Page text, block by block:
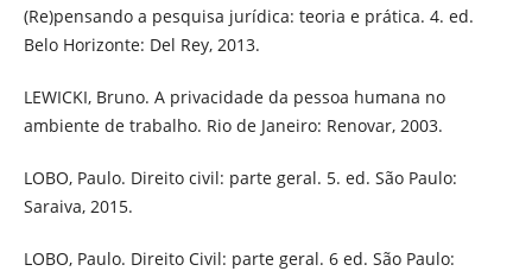
(Re)pensando a pesquisa jurídica: teoria e prática. 4. ed.
Belo Horizonte: Del Rey, 2013.
LEWICKI, Bruno. A privacidade da pessoa humana no
ambiente de trabalho. Rio de Janeiro: Renovar, 2003.
LOBO, Paulo. Direito civil: parte geral. 5. ed. São Paulo:
Saraiva, 2015.
LOBO, Paulo. Direito Civil: parte geral. 6 ed. São Paulo: